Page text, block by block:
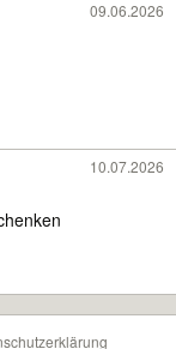
09.06.2026
10.07.2026